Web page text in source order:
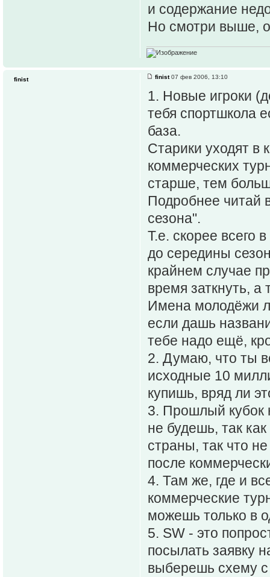
и содержание
Но смотри выше,
finist07 фев 2006, 13:10
1. Новые игроки
тебя спортшкола
база.
Старики уходят в
коммерческих
старше, тем
Подробнее читай
сезона".
Т.е. скорее всего
до середины
крайнем случае
время заткнуть,
Имена молодёжи
если дашь
тебе надо ещё,
2. Думаю, что ты
исходные 10
купишь, вряд ли
3. Прошлый кубок
не будешь, так
страны, так что
после
4. Там же, где и
коммерческие
можешь только в
5. SW - это
посылать заявку
выберешь схему с
finist